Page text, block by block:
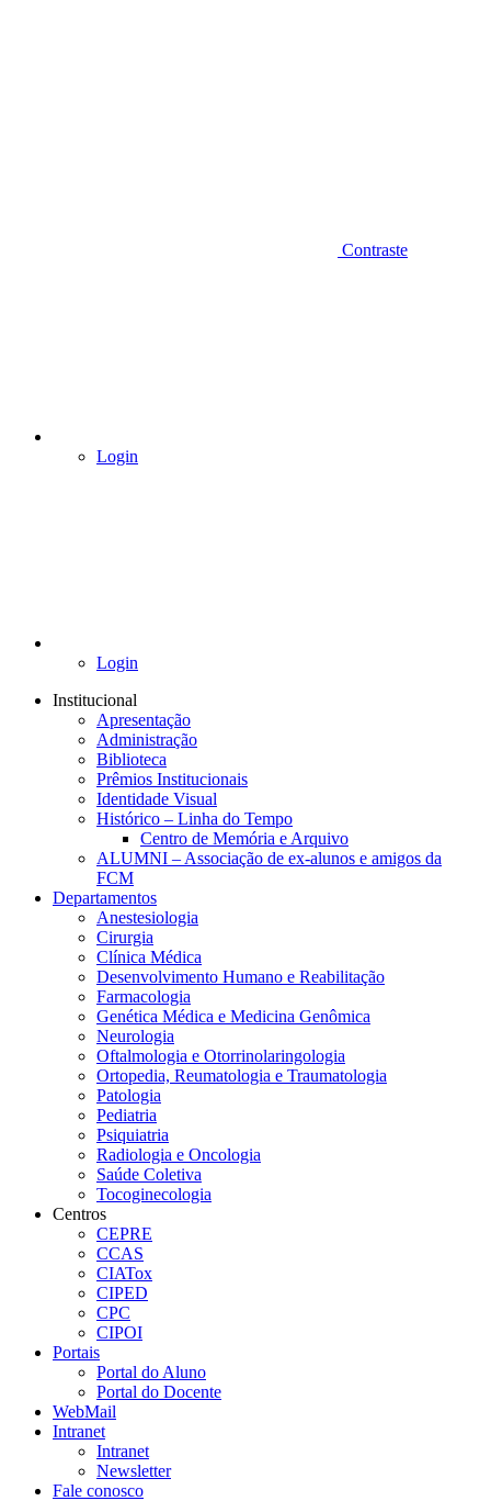
Contraste
Login
Login
Institucional
Apresentação
Administração
Biblioteca
Prêmios Institucionais
Identidade Visual
Histórico – Linha do Tempo
Centro de Memória e Arquivo
ALUMNI – Associação de ex-alunos e amigos da
FCM
Departamentos
Anestesiologia
Cirurgia
Clínica Médica
Desenvolvimento Humano e Reabilitação
Farmacologia
Genética Médica e Medicina Genômica
Neurologia
Oftalmologia e Otorrinolaringologia
Ortopedia, Reumatologia e Traumatologia
Patologia
Pediatria
Psiquiatria
Radiologia e Oncologia
Saúde Coletiva
Tocoginecologia
Centros
CEPRE
CCAS
CIATox
CIPED
CPC
CIPOI
Portais
Portal do Aluno
Portal do Docente
WebMail
Intranet
Intranet
Newsletter
Fale conosco